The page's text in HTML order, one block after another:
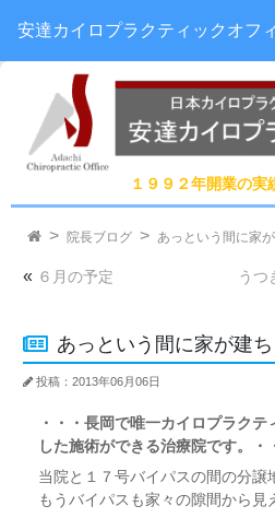
１９９２年開業の実
安達カイロプラクティックオフ
院長ブログ あっという間に家が
« ６月の予定 うつ
あっという間に家が建ち
投稿：2013年06月06日
・・・長岡で唯一カイロプラク
した施術ができる治療院です。・
当院と１７号バイパスの間の分譲
もうバイパスも家々の隙間から見